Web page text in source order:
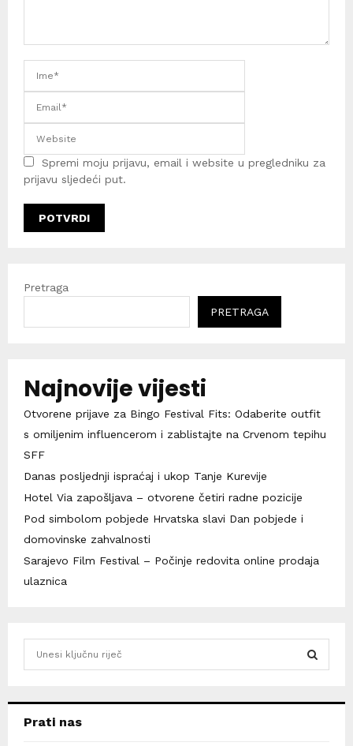
Spremi moju prijavu, email i website u pregledniku za
prijavu sljedeći put.
Pretraga
PRETRAGA
Najnovije vijesti
Otvorene prijave za Bingo Festival Fits: Odaberite outfit
s omiljenim influencerom i zablistajte na Crvenom tepihu
SFF
Danas posljednji ispraćaj i ukop Tanje Kurevije
Hotel Via zapošljava – otvorene četiri radne pozicije
Pod simbolom pobjede Hrvatska slavi Dan pobjede i
domovinske zahvalnosti
Sarajevo Film Festival – Počinje redovita online prodaja
ulaznica
hPrati nas